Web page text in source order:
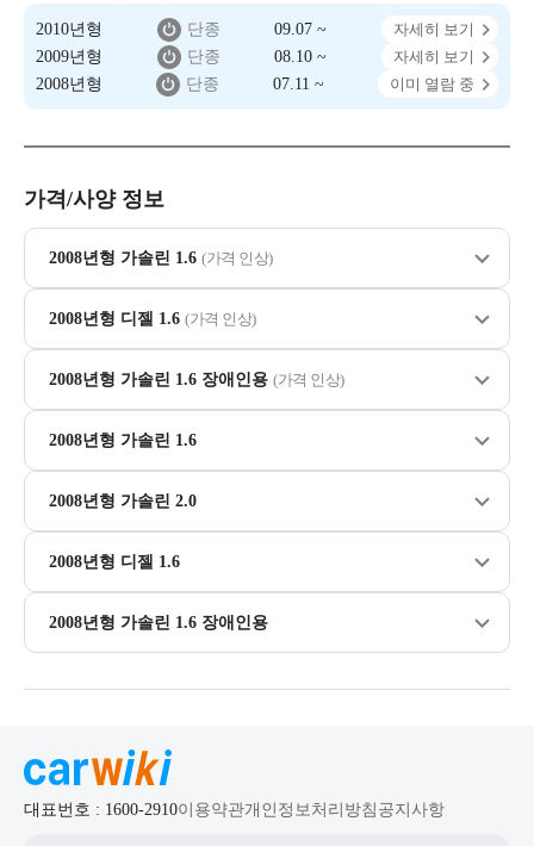
2010년형 단종 09.07 ~
자세히 보기
2009년형
단종 08.10 ~
자세히 보기
2008년형
단종 07.11 ~ 이미 열람 중
가격/사양 정보
2008년형 가솔린 1.6 (가격 인상)
2008년형 디젤 1.6 (가격 인상)
2008년형 가솔린 1.6 장애인용 (가격 인상)
2008년형 가솔린 1.6
2008년형 가솔린 2.0
2008년형 디젤 1.6
2008년형 가솔린 1.6 장애인용
대표번호 : 1600-2910이용약관개인정보처리방침 공지사항